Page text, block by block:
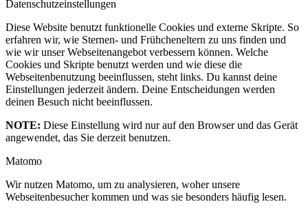
Datenschutzeinstellungen
Diese Website benutzt funktionelle Cookies und externe Skripte. So
erfahren wir, wie Sternen- und Frühcheneltern zu uns finden und
wie wir unser Webseitenangebot verbessern können. Welche
Cookies und Skripte benutzt werden und wie diese die
Webseitenbenutzung beeinflussen, steht links. Du kannst deine
Einstellungen jederzeit ändern. Deine Entscheidungen werden
deinen Besuch nicht beeinflussen.
NOTE: Diese Einstellung wird nur auf den Browser und das Gerät
angewendet, das Sie derzeit benutzen.
Matomo
Wir nutzen Matomo, um zu analysieren, woher unsere
Webseitenbesucher kommen und was sie besonders häufig lesen.